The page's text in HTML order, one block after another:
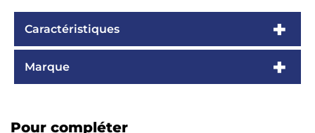
Caractéristiques
Marque
Pour compléter